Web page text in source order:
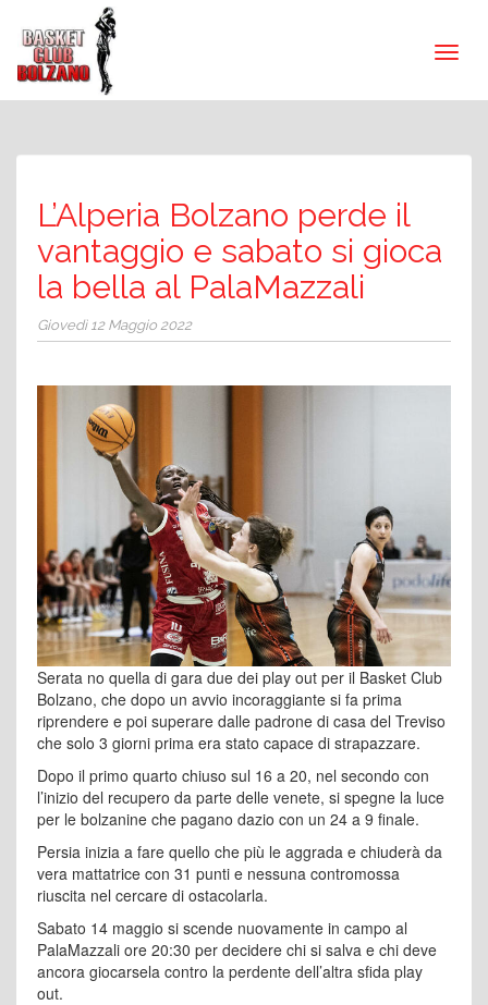
L’Alperia Bolzano perde il
vantaggio e sabato si gioca
la bella al PalaMazzali
Giovedì 12 Maggio 2022
Serata no quella di gara due dei play out per il Basket Club
Bolzano, che dopo un avvio incoraggiante si fa prima
riprendere e poi superare dalle padrone di casa del Treviso
che solo 3 giorni prima era stato capace di strapazzare.
Dopo il primo quarto chiuso sul 16 a 20, nel secondo con
l’inizio del recupero da parte delle venete, si spegne la luce
per le bolzanine che pagano dazio con un 24 a 9 finale.
Persia inizia a fare quello che più le aggrada e chiuderà da
vera mattatrice con 31 punti e nessuna contromossa
riuscita nel cercare di ostacolarla.
Sabato 14 maggio si scende nuovamente in campo al
PalaMazzali ore 20:30 per decidere chi si salva e chi deve
ancora giocarsela contro la perdente dell’altra sfida play
out.